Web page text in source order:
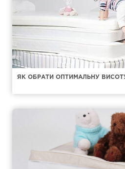
ЯК ОБРАТИ ОПТИМАЛЬНУ